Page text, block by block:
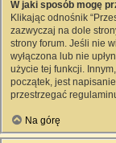
W jaki sposób mogę
Klikając odnośnik
zazwyczaj na dole
strony forum. Jeśli nie
wyłączona lub nie
użycie tej funkcji.
początek, jest
przestrzegać
Na górę